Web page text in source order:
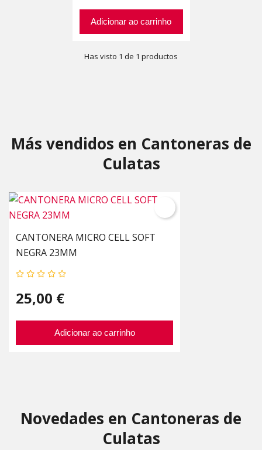
Adicionar ao carrinho
Has visto 1 de 1 productos
Más vendidos en Cantoneras de
Culatas
CANTONERA MICRO CELL SOFT
NEGRA 23MM
25,00 €
Adicionar ao carrinho
Novedades en Cantoneras de
Culatas